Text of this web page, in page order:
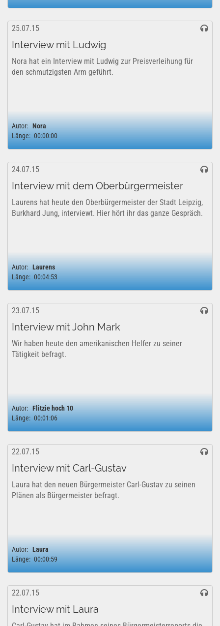
25.07.15
Interview mit Ludwig
Nora hat ein Interview mit Ludwig zur Preisverleihung für
den schmutzigsten Arm geführt.
Autor: Nora
Länge: 00:00:00
24.07.15
Interview mit dem Oberbürgermeister
Laurens hat heute den Oberbürgermeister der Stadt Leipzig,
Burkhard Jung, interviewt. Hier hört ihr das ganze Gespräch.
Autor: Laurens
Länge: 00:04:53
23.07.15
Interview mit John Mark
Wir haben heute den amerikanischen Helfer zu seiner
Tätigkeit befragt.
Autor: Flitzie hoch 10
Länge: 00:01:06
22.07.15
Interview mit Carl-Gustav
Laura hat den neuen Bürgermeister Carl-Gustav zu seinen
Plänen als Bürgermeister befragt.
Autor: Laura
Länge: 00:00:59
22.07.15
Interview mit Laura